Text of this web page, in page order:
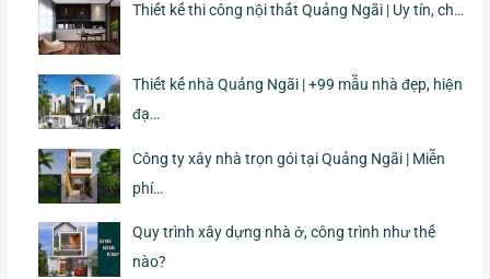
Thiết kế thi công nội thất Quảng Ngãi | Uy tín, ch…
Thiết kế nhà Quảng Ngãi | +99 mẫu nhà đẹp, hiện
đạ…
Công ty xây nhà trọn gói tại Quảng Ngãi | Miễn
phí…
Quy trình xây dựng nhà ở, công trình như thế
nào?